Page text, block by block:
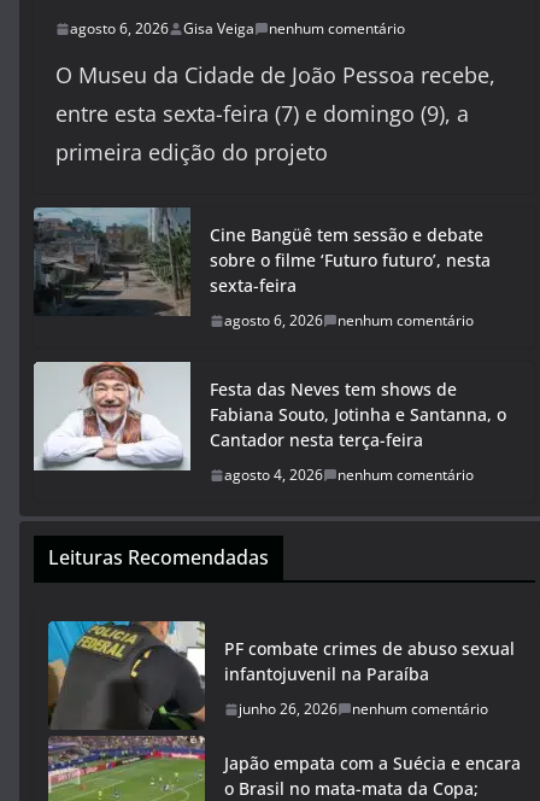
agosto 6, 2026 Gisa Veiga nenhum comentário
O Museu da Cidade de João Pessoa recebe,
entre esta sexta-feira (7) e domingo (9), a
primeira edição do projeto
Cine Bangüê tem sessão e debate
sobre o filme ‘Futuro futuro’, nesta
sexta-feira
agosto 6, 2026 nenhum comentário
Festa das Neves tem shows de
Fabiana Souto, Jotinha e Santanna, o
Cantador nesta terça-feira
agosto 4, 2026 nenhum comentário
Leituras Recomendadas
PF combate crimes de abuso sexual
infantojuvenil na Paraíba
junho 26, 2026 nenhum comentário
Japão empata com a Suécia e encara
o Brasil no mata-mata da Copa;